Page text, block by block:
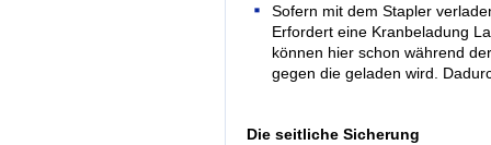
Sofern mit dem Stapler
Erfordert eine Kranbeladung
können hier schon während
gegen die geladen wird.
Die seitliche Sicherung